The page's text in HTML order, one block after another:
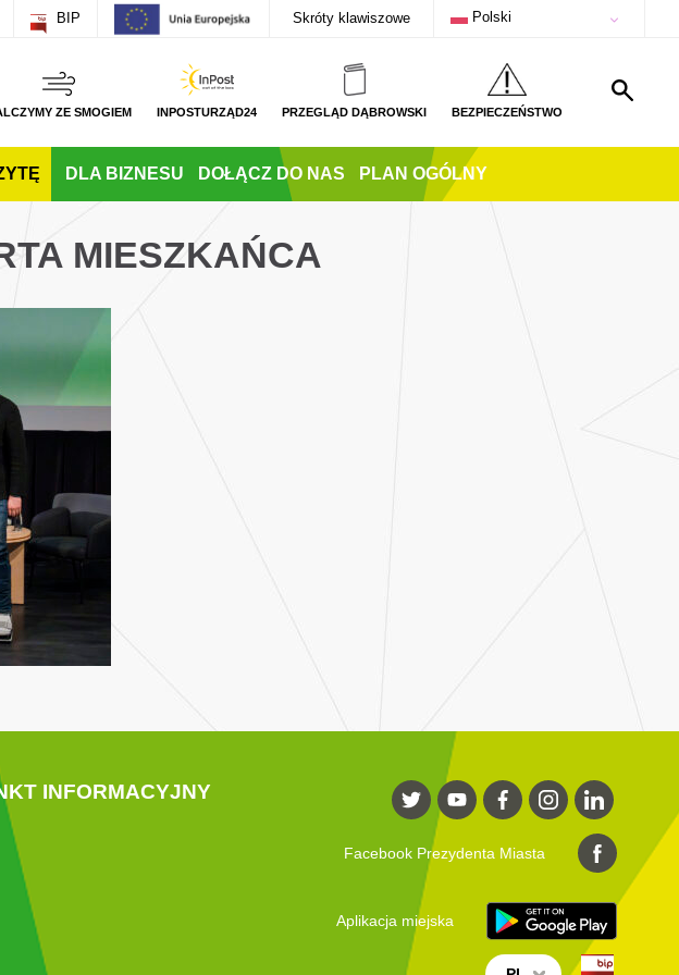
czcionki
rozmiar czcionki
BIP Skróty klawiszowe Polski
ZE SMOGIEM INPOSTURZĄD24 PRZEGLĄD DĄBROWSKI BEZPIECZEŃSTWO
DLA BIZNESU DOŁĄCZ DO NAS PLAN OGÓLNY
MIESZKAŃCA
INFORMACYJNY
Facebook Prezydenta Miasta
Aplikacja miejska